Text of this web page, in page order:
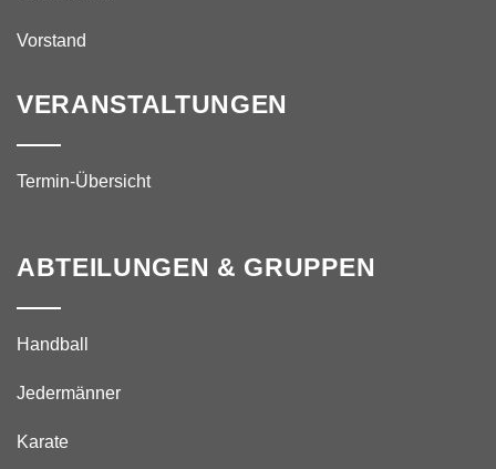
Vorstand
VERANSTALTUNGEN
Termin-Übersicht
ABTEILUNGEN & GRUPPEN
Handball
Jedermänner
Karate